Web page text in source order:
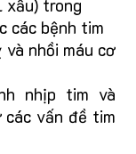
xấu) trong
các bệnh tim
nhồi máu cơ
nhịp tim và
vấn đề tim